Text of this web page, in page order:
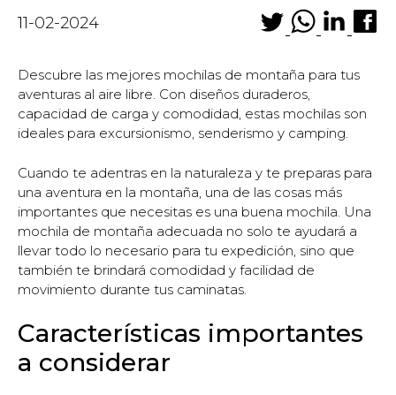
11-02-2024
Descubre las mejores mochilas de montaña para tus
aventuras al aire libre. Con diseños duraderos,
capacidad de carga y comodidad, estas mochilas son
ideales para excursionismo, senderismo y camping.
Cuando te adentras en la naturaleza y te preparas para
una aventura en la montaña, una de las cosas más
importantes que necesitas es una buena mochila. Una
mochila de montaña adecuada no solo te ayudará a
llevar todo lo necesario para tu expedición, sino que
también te brindará comodidad y facilidad de
movimiento durante tus caminatas.
Características importantes
a considerar